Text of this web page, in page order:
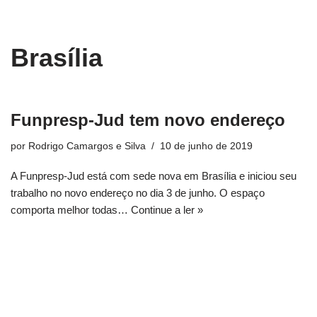
para
Brasília
Funpresp-Jud tem novo endereço
por Rodrigo Camargos e Silva 10 de junho de 2019
A Funpresp-Jud está com sede nova em Brasília e iniciou seu
trabalho no novo endereço no dia 3 de junho. O espaço
comporta melhor todas… Continue a ler »